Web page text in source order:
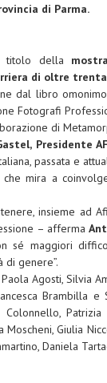
di Parma.
della
di oltre
dal libro
Fotografi
di
Presidente
passata e
che mira a
insieme ad
– afferma
sé maggiori
di genere”.
Paola Agosti, Silvia
Brambilla
Colonnello,
Giulia
Daniela